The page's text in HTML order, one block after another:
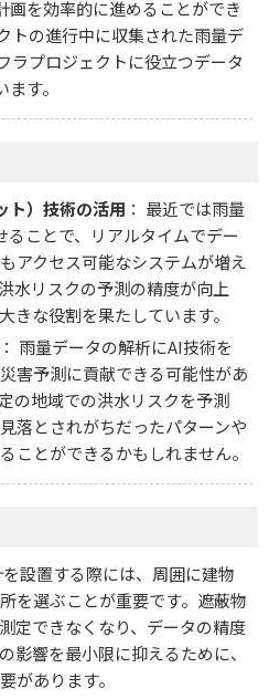
画を効率的に進めることができ
トの進行中に収集された雨量デ
ラプロジェクトに役立つデータ
す。
ト）技術の活用 ： 最近では雨量
ことで、リアルタイムでデー
アクセス可能なシステムが増え
水リスクの予測の精度が向上
きな役割を果たしています。
雨量データの解析にAI技術を
害予測に貢献できる可能性があ
の地域での洪水リスクを予測
落とされがちだったパターンや
ことができるかもしれません。
を設置する際には、周囲に建物
を選ぶことが重要です。遮蔽物
定できなくなり、データの精度
影響を最小限に抑えるために、
があります。